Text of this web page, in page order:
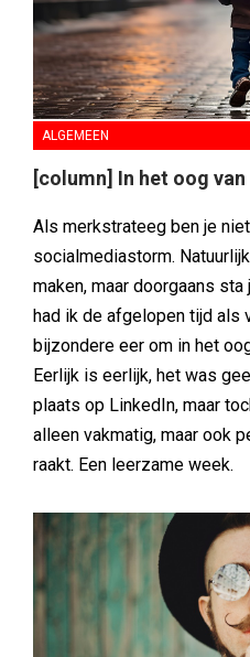
ALGEMEEN
[column] In het oog
Als merkstrateeg ben je
socialmediastorm.
maken, maar doorgaans
had ik de afgelopen tijd als
bijzondere eer om in het
Eerlijk is eerlijk, het was
plaats op LinkedIn, maar
alleen vakmatig, maar ook
raakt. Een leerzame week.